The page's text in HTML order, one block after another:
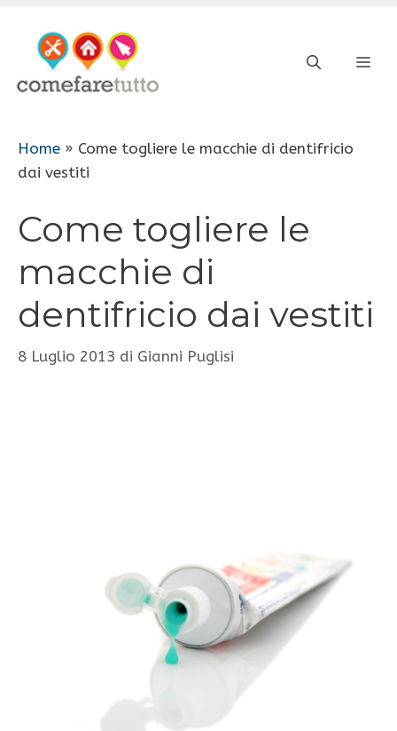
contenuto
Home » Come togliere le macchie di dentifricio
dai vestiti
Come togliere le
macchie di
dentifricio dai vestiti
8 Luglio 2013 di Gianni Puglisi